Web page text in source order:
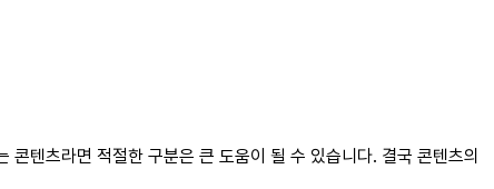
텐츠라면 적절한 구분은 큰 도움이 될 수 있습니다. 결국 콘텐츠의